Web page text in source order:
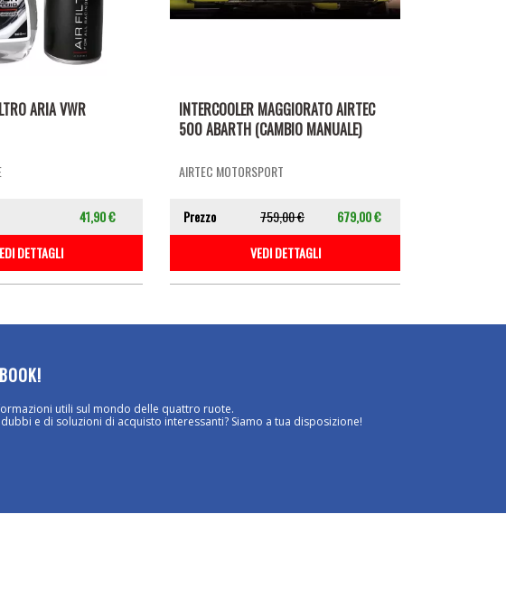
ARIA VWR
41,90 €
DETTAGLI
INTERCOOLER MAGGIORATO AIRTEC
500 ABARTH (CAMBIO MANUALE)
AIRTEC MOTORSPORT
Prezzo 759,00 €
679,00 €
VEDI DETTAGLI
utili sul mondo delle quattro ruote.
e di soluzioni di acquisto interessanti? Siamo a tua disposizione!